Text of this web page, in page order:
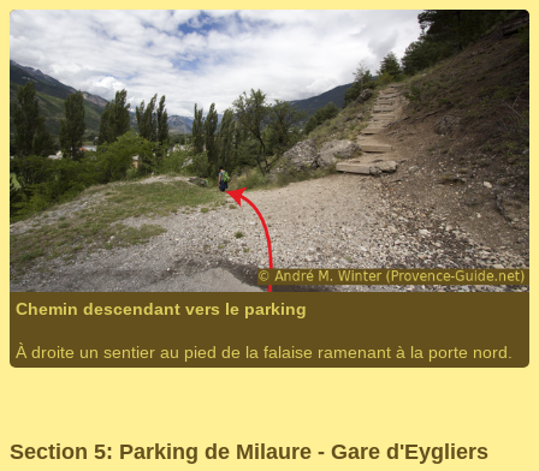
Chemin descendant vers le parking
À droite un sentier au pied de la falaise ramenant à la porte nord.
Section 5: Parking de Milaure - Gare d'Eygliers